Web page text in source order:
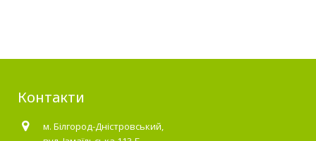
Контакти
м. Білгород-Дністровський,